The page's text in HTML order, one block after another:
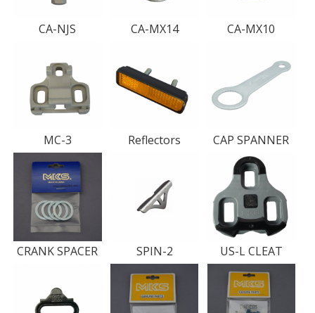
CA-NJS CA-MX14 CA-MX10
MC-3 Reflectors CAP SPANNER
CRANK SPACER SPIN-2 US-L CLEAT